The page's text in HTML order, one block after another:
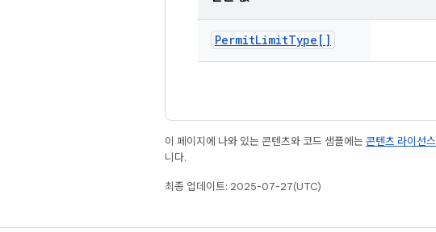
PermitLimitType[]
이 페이지에 나와 있는 콘텐츠와 코드 샘플에는 콘텐츠 라이선스
니다.
최종 업데이트: 2025-07-27(UTC)